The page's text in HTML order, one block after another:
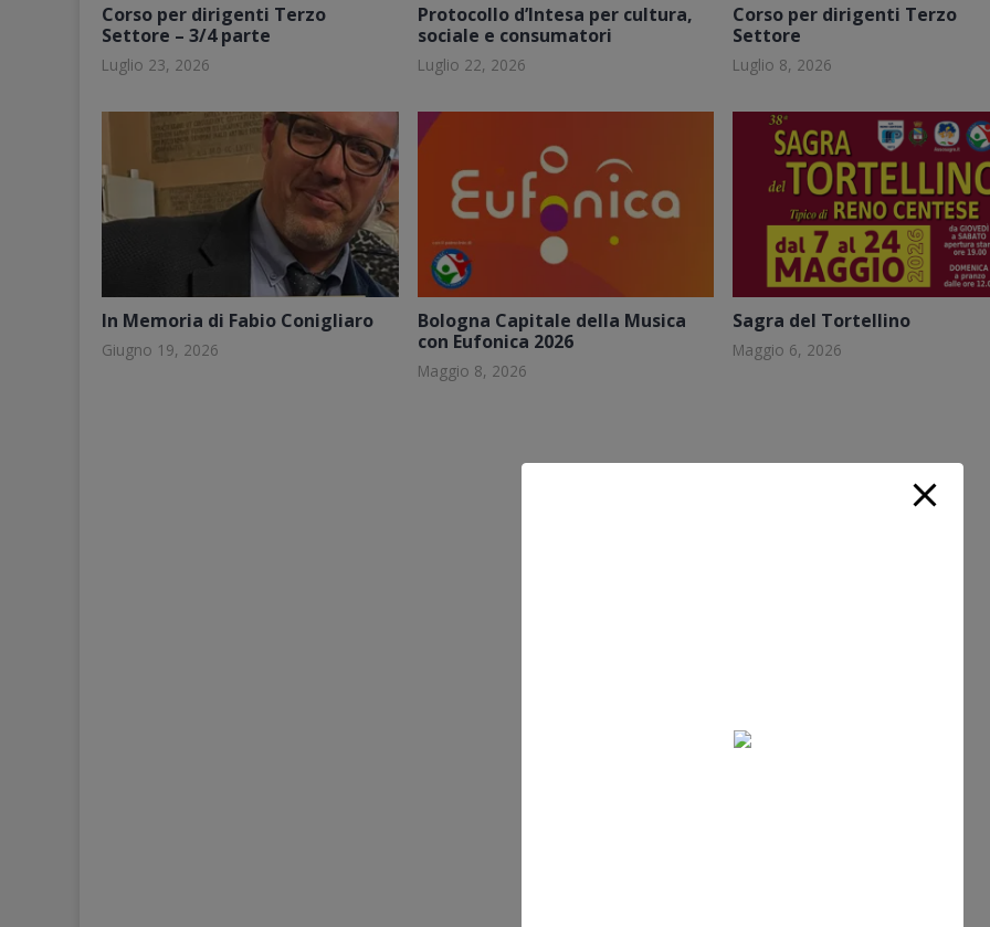
Corso per dirigenti Terzo
Settore – 3/4 parte
Luglio 23, 2026
Protocollo d’Intesa per cultura,
sociale e consumatori
Luglio 22, 2026
Corso per dirigenti Terzo
Settore
Luglio 8, 2026
In Memoria di Fabio Conigliaro
Giugno 19, 2026
Bologna Capitale della Musica
con Eufonica 2026
Maggio 8, 2026
Sagra del Tortellino
Maggio 6, 2026